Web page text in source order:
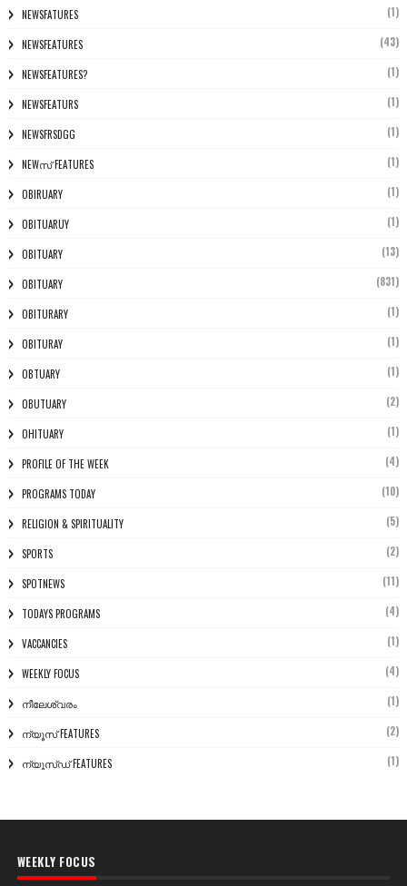
NEWSFATURES (1)
NEWSFEATURES (43)
NEWSFEATURES? (1)
NEWSFEATURS (1)
NEWSFRSDGG (1)
NEWസ് FEATURES (1)
OBIRUARY (1)
OBITUARUY (1)
OBITUARY (13)
OBITUARY (831)
OBITURARY (1)
OBITURAY (1)
OBTUARY (1)
OBUTUARY (2)
OHITUARY (1)
PROFILE OF THE WEEK (4)
PROGRAMS TODAY (10)
RELIGION & SPIRITUALITY (5)
SPORTS (2)
SPOTNEWS (11)
TODAYS PROGRAMS (4)
VACCANCIES (1)
WEEKLY FOCUS (4)
നീലേശ്വരം (1)
ന്യൂസ് FEATURES (2)
ന്യൂസ്ഡ് FEATURES (1)
WEEKLY FOCUS